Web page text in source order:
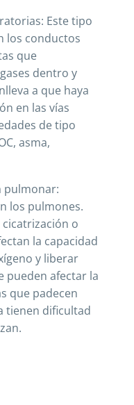
Este tipo
los conductos
que
dentro y
a que haya
en las vías
de tipo
asma,
pulmonar:
los pulmones.
o
la capacidad
y liberar
pueden afectar la
que padecen
tienen dificultad